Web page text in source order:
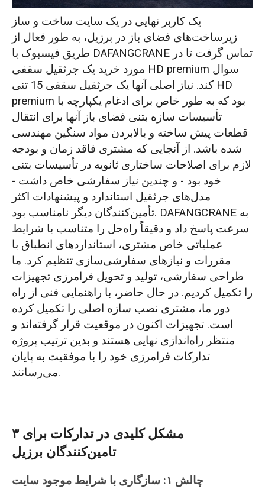
خدمات پشتیبانی فنی و راهنمای نصب
موفقیت پروژه: تحویل یک جرثقیل سقفی ۱۵
تنی HD Premium کاملاً مطابق با استانداردها
برای یک مشتری برزیلی
یک کاربر نهایی در یک سایت ساخت و ساز
زیرساخت‌های فضای باز در برزیل، به طور فعال از
طریق فیسبوک با DAFANGCRANE تماس گرفت تا در
مورد خرید یک جرثقیل سقفی HD premium سوال
کند. نیاز اصلی آنها یک جرثقیل سقفی 15 تنی HD
premium بود که به طور خاص برای ادغام یکپارچه با
تأسیسات سازه بتنی فضای باز آنها برای انتقال
قطعات پیش ساخته و بالابردن مواد سنگین مهندسی
شده باشد. از آنجایی که مشتری فاقد زمان و بودجه
لازم برای اصلاحات ساختاری ثانویه در تأسیسات بتنی
خود بود - و چندین نیاز سفارشی خاص داشت -
مدل‌های جرثقیل استاندارد و پیشنهادات اکثر
تأمین‌کنندگان دیگر نامناسب بود. DAFANGCRANE به
سرعت پاسخ داد و دقیقاً راه‌حل را متناسب با شرایط
عملیاتی خاص مشتری، استانداردهای انطباق با
مقررات و نیازهای سفارشی‌سازی تنظیم کرد. ما
طراحی سفارشی، تولید و تحویل فرامرزی تجهیزات
را تکمیل کردیم. در حال حاضر، با راهنمایی فنی از راه
دور ما، مشتری نصب سازه اصلی را تکمیل کرده
است. تجهیزات اکنون در موقعیت قرار گرفته‌اند و
منتظر راه‌اندازی نهایی هستند و بدین ترتیب پروژه
تدارکات فرامرزی خود را با موفقیت به پایان
می‌رسانند.
۳ مشکل کلیدی در تدارکات برای
تامین‌کنندگان برزیل
چالش ۱: سازگاری با شرایط موجود سایت